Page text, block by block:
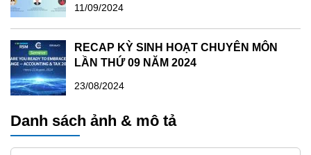
10 NĂM 2024
11/09/2024
RECAP KỲ SINH HOẠT CHUYÊN MÔN
LẦN THỨ 09 NĂM 2024
23/08/2024
Danh sách ảnh & mô tả